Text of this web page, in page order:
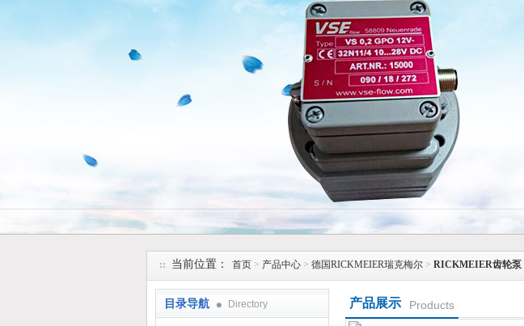
上海维特锐实业发展有限公司
当前位置： 首页 > 产品中心 > 德国RICKMEIER瑞克梅尔 > RICKMEIER齿轮泵
目录导航 Directory 产品展示 Products